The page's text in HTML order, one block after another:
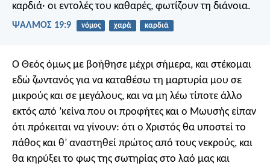
καρδιά· οι εντολές του καθαρές, φωτίζουν τη διάνοια.
ΨΑΛΜΌΣ 19:9 νόμος χαρά καρδιά
Ο Θεός όμως με βοήθησε μέχρι σήμερα, και στέκομαι
εδώ ζωντανός για να καταθέσω τη μαρτυρία μου σε
μικρούς και σε μεγάλους, και να μη λέω τίποτε άλλο
εκτός από ’κείνα που οι προφήτες και ο Μωυσής είπαν
ότι πρόκειται να γίνουν: ότι ο Χριστός θα υποστεί το
πάθος και θ’ αναστηθεί πρώτος από τους νεκρούς, και
θα κηρύξει το φως της σωτηρίας στο λαό μας και